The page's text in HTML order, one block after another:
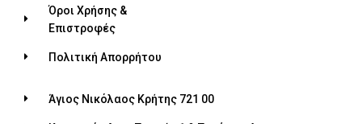
Όροι Χρήσης &
Επιστροφές
Πολιτική Απορρήτου
Άγιος Νικόλαος Κρήτης 721 00